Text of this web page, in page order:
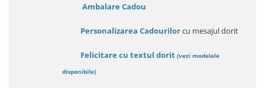
Ambalare Cadou
Personalizarea Cadourilorcu mesajul dorit
Felicitare cu textul dorit (vezi modelele
disponibile)